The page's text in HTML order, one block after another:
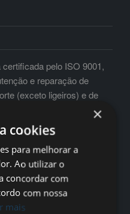
pelo ISO 9001,
e reparação de
(exceto ligeiros) e de
×
cookies
para melhorar a
Ao utilizar o
concordar com
com nossa
mais